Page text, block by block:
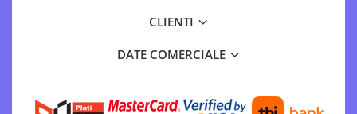
CLIENTI
DATE COMERCIALE